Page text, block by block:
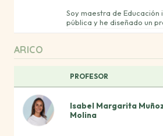
Soy maestra de Educación
pública y he diseñado un
"Metanoia" y lo voy a
ARICO
PROFESOR
Isabel Margarita
Molina